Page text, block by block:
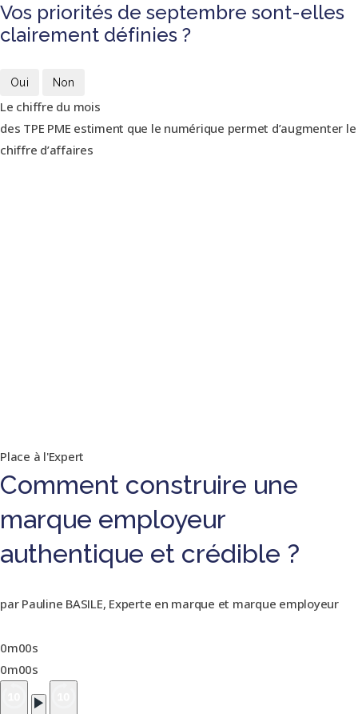
Vos priorités de septembre sont-elles
clairement définies ?
Oui Non
Le chiffre du mois
des TPE PME estiment que le numérique permet d’augmenter le
chiffre d’affaires
Place à l'Expert
Comment construire une
marque employeur
authentique et crédible ?
par Pauline BASILE, Experte en marque et marque employeur
0m00s
0m00s